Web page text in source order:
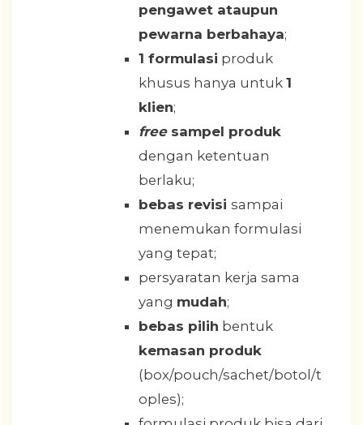
pengawet ataupun
pewarna berbahaya;
1 formulasi produk
khusus hanya untuk 1
klien;
freesampel produk
dengan ketentuan
berlaku;
bebas revisi sampai
menemukan formulasi
yang tepat;
persyaratan kerja sama
yang mudah;
bebas pilih bentuk
kemasan produk
(box/pouch/sachet/botol/t
oples);